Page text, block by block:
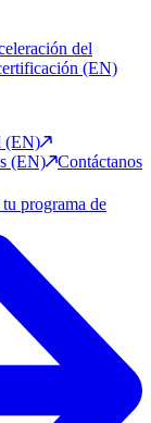
del
(EN)
(EN)
(EN) Contáctanos
programa de